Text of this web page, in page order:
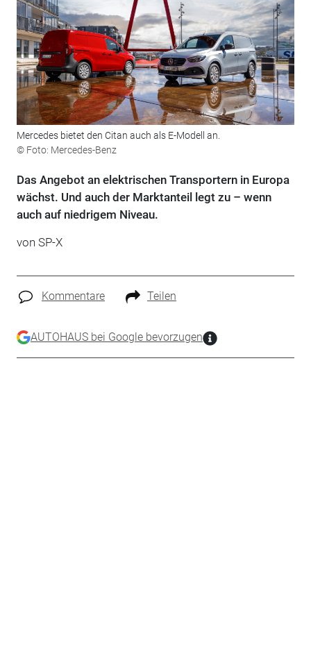
Mercedes bietet den Citan auch als E-Modell an.
© Foto: Mercedes-Benz
Das Angebot an elektrischen Transportern in Europa
wächst. Und auch der Marktanteil legt zu – wenn
auch auf niedrigem Niveau.
von SP-X
Kommentare Teilen
AUTOHAUS bei Google bevorzugen